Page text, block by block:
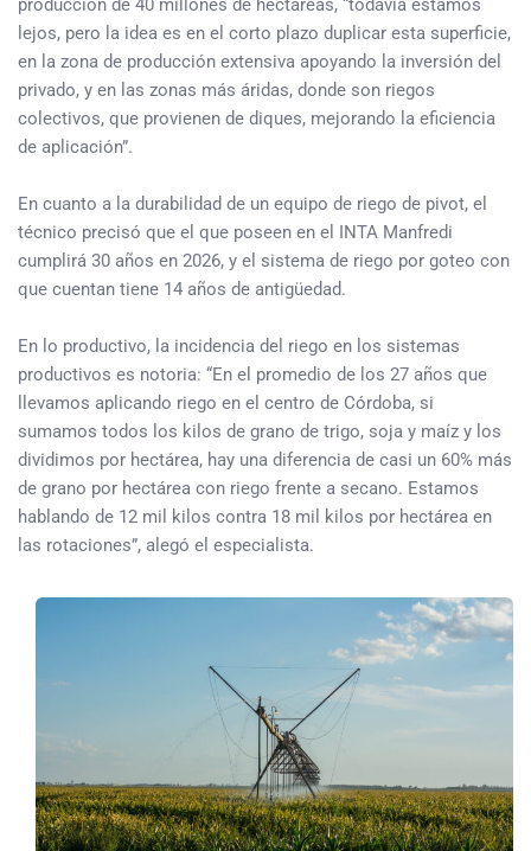
producción de 40 millones de hectáreas, “todavía estamos
lejos, pero la idea es en el corto plazo duplicar esta superficie,
en la zona de producción extensiva apoyando la inversión del
privado, y en las zonas más áridas, donde son riegos
colectivos, que provienen de diques, mejorando la eficiencia
de aplicación”.
En cuanto a la durabilidad de un equipo de riego de pivot, el
técnico precisó que el que poseen en el INTA Manfredi
cumplirá 30 años en 2026, y el sistema de riego por goteo con
que cuentan tiene 14 años de antigüedad.
En lo productivo, la incidencia del riego en los sistemas
productivos es notoria: “En el promedio de los 27 años que
llevamos aplicando riego en el centro de Córdoba, si
sumamos todos los kilos de grano de trigo, soja y maíz y los
dividimos por hectárea, hay una diferencia de casi un 60% más
de grano por hectárea con riego frente a secano. Estamos
hablando de 12 mil kilos contra 18 mil kilos por hectárea en
las rotaciones”, alegó el especialista.